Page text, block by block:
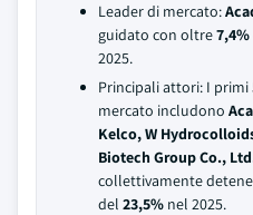
Leader di mercato:
guidato con oltre7,4%
2025.
Principali attori: I
mercato includono
Kelco, W
Biotech Group Co.,
collettivamente
del 23,5% nel 2025.